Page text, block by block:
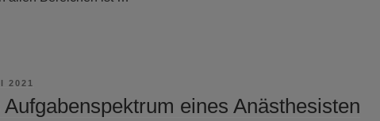
2021
Aufgabenspektrum eines Anästhesisten